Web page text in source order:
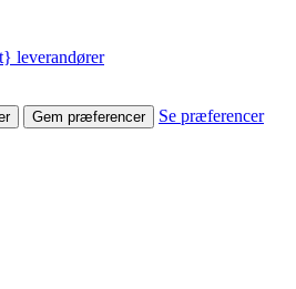
leverandører
Gem præferencer Se præferencer